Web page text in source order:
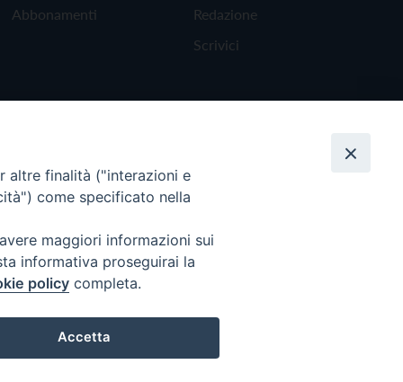
Abbonamenti
Redazione
Scrivici
altre finalità ("interazioni e
come specificato nella
maggiori informazioni sui
informativa proseguirai la
policy completa.
Accetta